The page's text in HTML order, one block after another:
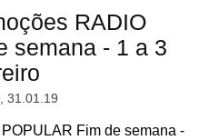
RADIO
semana - 1 a 3
31.01.19
Fim de semana -